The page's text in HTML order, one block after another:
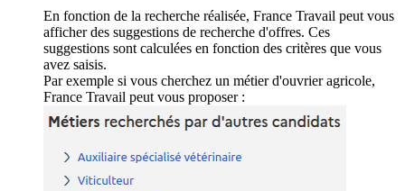
En fonction de la recherche réalisée, France Travail peut vous
afficher des suggestions de recherche d'offres. Ces
suggestions sont calculées en fonction des critères que vous
avez saisis.
Par exemple si vous cherchez un métier d'ouvrier agricole,
France Travail peut vous proposer :